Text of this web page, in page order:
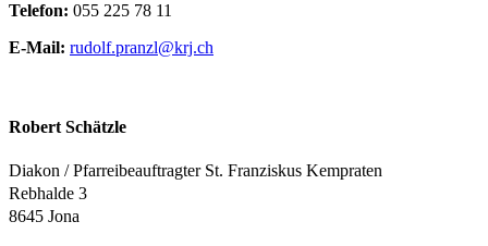
Telefon: 055 225 78 11
E-Mail: rudolf.pranzl@krj.ch
Robert Schätzle
Diakon / Pfarreibeauftragter St. Franziskus Kempraten
Rebhalde 3
8645 Jona